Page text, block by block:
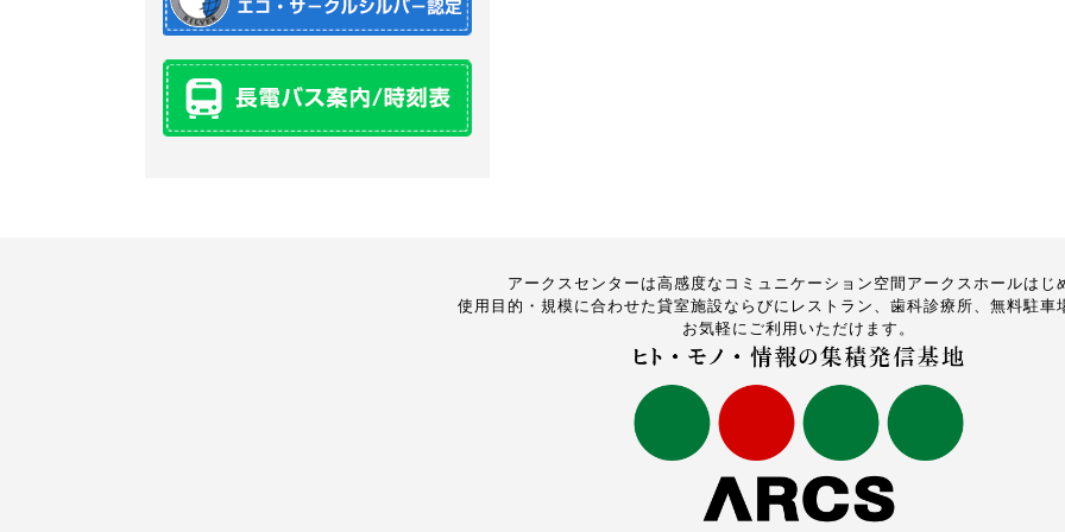
アークスセンターは高感度なコミュニケーション空間アークスホールはじ
使用目的・規模に合わせた貸室施設ならびにレストラン、歯科診療所、無料駐車
お気軽にご利用いただけます。